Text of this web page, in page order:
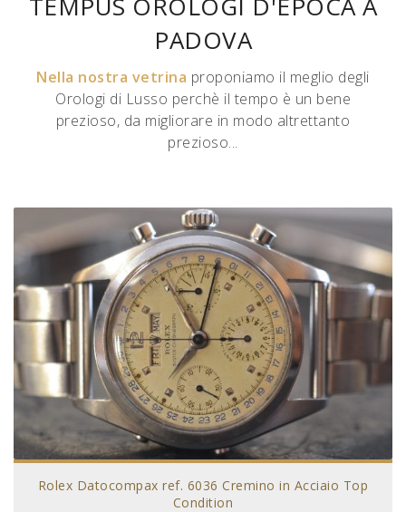
TEMPUS OROLOGI D'EPOCA A
PADOVA
Nella nostra vetrina proponiamo il meglio degli
Orologi di Lusso perchè il tempo è un bene
prezioso, da migliorare in modo altrettanto
prezioso...
Rolex Datocompax ref. 6036 Cremino in Acciaio Top
Condition